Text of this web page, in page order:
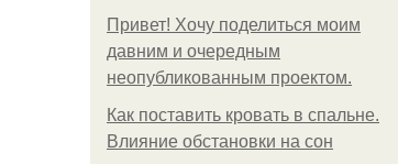
Привет! Хочу поделиться моим
давним и очередным
неопубликованным проектом.
Как поставить кровать в спальне.
Влияние обстановки на сон